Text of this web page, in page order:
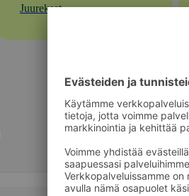
Juurekset